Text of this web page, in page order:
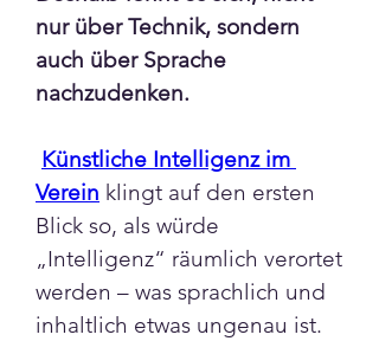
nur über Technik, sondern
auch über Sprache
nachzudenken.
Künstliche Intelligenz im
Verein klingt auf den ersten
Blick so, als würde
„Intelligenz“ räumlich verortet
werden – was sprachlich und
inhaltlich etwas ungenau ist.